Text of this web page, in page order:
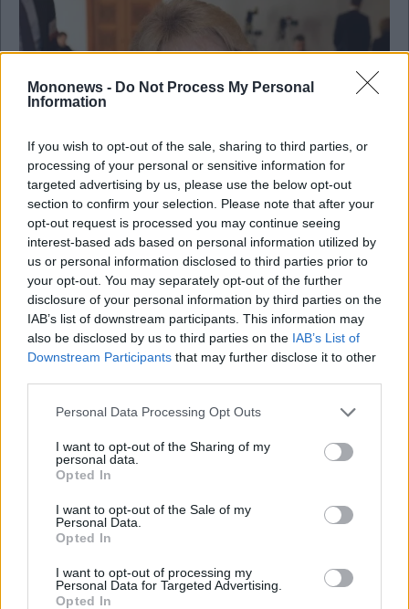
Mononews - Do Not Process My Personal
Information
If you wish to opt-out of the sale, sharing to third parties, or
processing of your personal or sensitive information for
targeted advertising by us, please use the below opt-out
section to confirm your selection. Please note that after your
opt-out request is processed you may continue seeing
interest-based ads based on personal information utilized by
us or personal information disclosed to third parties prior to
your opt-out. You may separately opt-out of the further
disclosure of your personal information by third parties on the
IAB’s list of downstream participants. This information may
also be disclosed by us to third parties on the IAB’s List of
Downstream Participants that may further disclose it to other
Personal Data Processing Opt Outs
I want to opt-out of the Sharing of my
personal data.
Opted In
I want to opt-out of the Sale of my
Personal Data.
Opted In
I want to opt-out of processing my
Personal Data for Targeted Advertising.
Opted In
Γυναίκες στη Ναυτιλία
Όλγα Μπορνόζη